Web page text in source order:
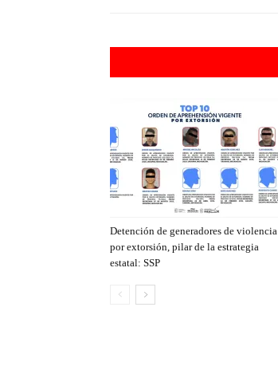
Detención de generadores de violencia
por extorsión, pilar de la estrategia
estatal: SSP